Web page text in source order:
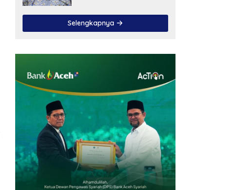
Selengkapnya